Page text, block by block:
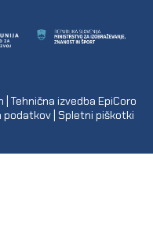
| Tehnična izvedba EpiCoro
podatkov| Spletni piškotki